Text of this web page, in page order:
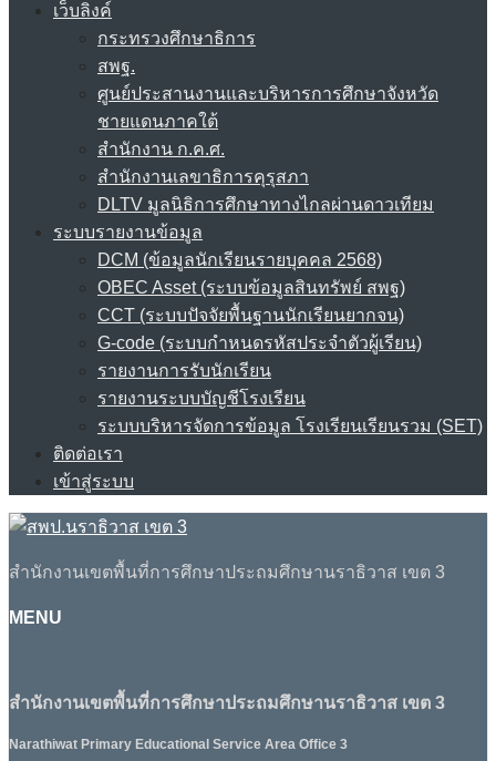
เว็บลิงค์
กระทรวงศึกษาธิการ
สพฐ.
ศูนย์ประสานงานและบริหารการศึกษาจังหวัด
ชายแดนภาคใต้
สำนักงาน ก.ค.ศ.
สำนักงานเลขาธิการคุรุสภา
DLTV มูลนิธิการศึกษาทางไกลผ่านดาวเทียม
ระบบรายงานข้อมูล
DCM (ข้อมูลนักเรียนรายบุคคล 2568)
OBEC Asset (ระบบข้อมูลสินทรัพย์ สพฐ)
CCT (ระบบปัจจัยพื้นฐานนักเรียนยากจน)
G-code (ระบบกำหนดรหัสประจำตัวผู้เรียน)
รายงานการรับนักเรียน
รายงานระบบบัญชีโรงเรียน
ระบบบริหารจัดการข้อมูล โรงเรียนเรียนรวม (SET)
ติดต่อเรา
เข้าสู่ระบบ
สำนักงานเขตพื้นที่การศึกษาประถมศึกษานราธิวาส เขต 3
MENU
สำนักงานเขตพื้นที่การศึกษาประถมศึกษานราธิวาส เขต 3
Narathiwat Primary Educational Service Area Office 3